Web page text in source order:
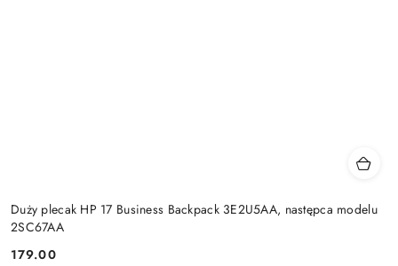
Duży plecak HP 17 Business Backpack 3E2U5AA, następca modelu
2SC67AA
179.00